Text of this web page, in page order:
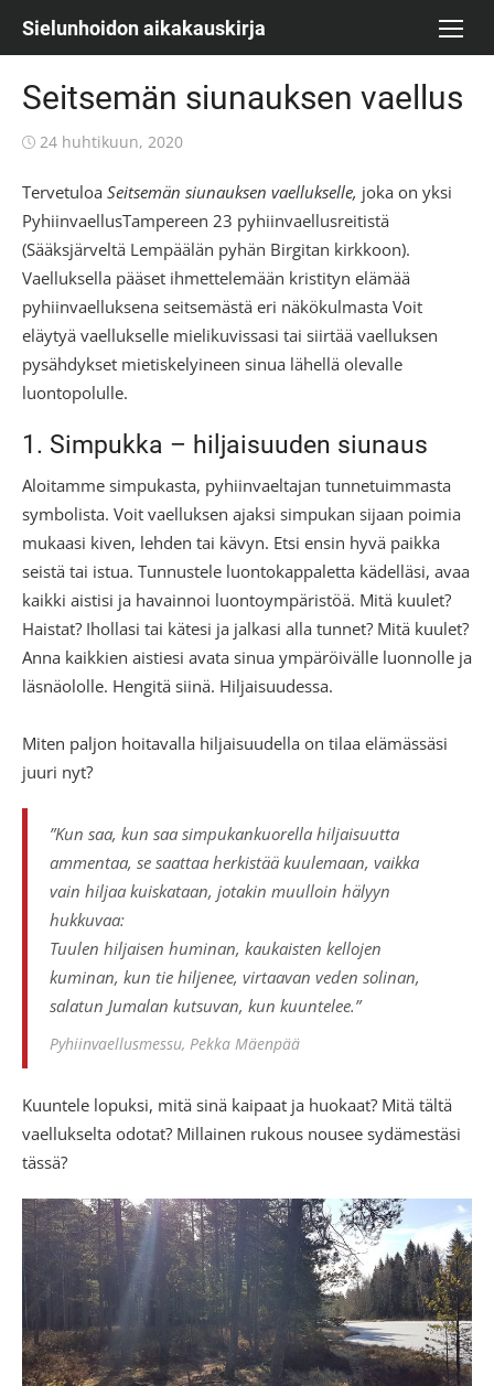
Sielunhoidon aikakauskirja
Seitsemän siunauksen vaellus
Posted
24 huhtikuun, 2020
Tervetuloa Seitsemän siunauksen vaellukselle, joka on yksi
PyhiinvaellusTampereen 23 pyhiinvaellusreitistä
(Sääksjärveltä Lempäälän pyhän Birgitan kirkkoon).
Vaelluksella pääset ihmettelemään kristityn elämää
pyhiinvaelluksena seitsemästä eri näkökulmasta Voit
eläytyä vaellukselle mielikuvissasi tai siirtää vaelluksen
pysähdykset mietiskelyineen sinua lähellä olevalle
luontopolulle.
1. Simpukka – hiljaisuuden siunaus
Aloitamme simpukasta, pyhiinvaeltajan tunnetuimmasta
symbolista. Voit vaelluksen ajaksi simpukan sijaan poimia
mukaasi kiven, lehden tai kävyn. Etsi ensin hyvä paikka
seistä tai istua. Tunnustele luontokappaletta kädelläsi, avaa
kaikki aistisi ja havainnoi luontoympäristöä. Mitä kuulet?
Haistat? Ihollasi tai kätesi ja jalkasi alla tunnet? Mitä kuulet?
Anna kaikkien aistiesi avata sinua ympäröivälle luonnolle ja
läsnäololle. Hengitä siinä. Hiljaisuudessa.
Miten paljon hoitavalla hiljaisuudella on tilaa elämässäsi
juuri nyt?
”Kun saa, kun saa simpukankuorella hiljaisuutta
ammentaa, se saattaa herkistää kuulemaan, vaikka
vain hiljaa kuiskataan, jotakin muulloin hälyyn
hukkuvaa:
Tuulen hiljaisen huminan, kaukaisten kellojen
kuminan, kun tie hiljenee, virtaavan veden solinan,
salatun Jumalan kutsuvan, kun kuuntelee.”
Pyhiinvaellusmessu, Pekka Mäenpää
Kuuntele lopuksi, mitä sinä kaipaat ja huokaat? Mitä tältä
vaellukselta odotat? Millainen rukous nousee sydämestäsi
tässä?